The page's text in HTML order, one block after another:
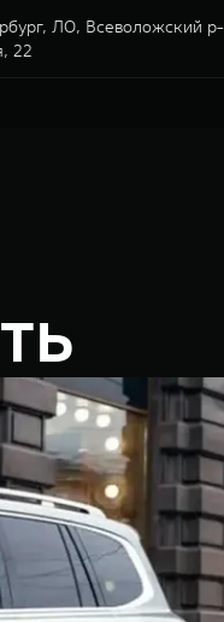
ЛО, Всеволожский
22